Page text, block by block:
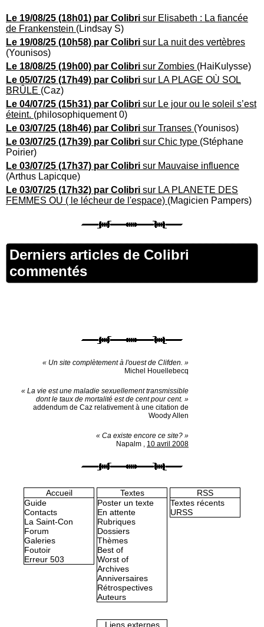
Le 19/08/25 (18h01) par Colibri sur Elisabeth : La fiancée
de Frankenstein (Lindsay S)
Le 19/08/25 (10h58) par Colibri sur La nuit des vertèbres
(Younisos)
Le 18/08/25 (19h00) par Colibri sur Zombies (HaiKulysse)
Le 05/07/25 (17h49) par Colibri sur LA PLAGE OÙ SOL
BRÛLE (Caz)
Le 04/07/25 (15h31) par Colibri sur Le jour ou le soleil s’est
éteint. (philosophiquement 0)
Le 03/07/25 (18h46) par Colibri sur Transes (Younisos)
Le 03/07/25 (17h39) par Colibri sur Chic type (Stéphane
Poirier)
Le 03/07/25 (17h37) par Colibri sur Mauvaise influence
(Arthus Lapicque)
Le 03/07/25 (17h32) par Colibri sur LA PLANETE DES
FEMMES OU ( le lécheur de l'espace) (Magicien Pampers)
Derniers articles de Colibri
commentés
« Un site complètement à l'ouest de Clifden. »
Michel Houellebecq
« La vie est une maladie sexuellement transmissible
dont le taux de mortalité est de cent pour cent. »
addendum de Caz relativement à une citation de
Woody Allen
« Ca existe encore ce site? »
Napalm , 10 avril 2008
Accueil
Guide
Contacts
La Saint-Con
Forum
Galeries
Foutoir
Erreur 503
Textes
Poster un texte
En attente
Rubriques
Dossiers
Thèmes
Best of
Worst of
Archives
Anniversaires
Rétrospectives
Auteurs
RSS
Textes récents
URSS
Liens externes